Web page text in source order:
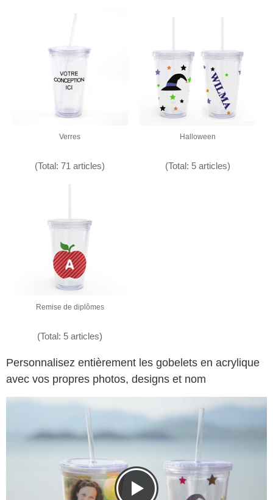
Verres
(Total: 71 articles)
Halloween
(Total: 5 articles)
Remise de diplômes
(Total: 5 articles)
Personnalisez entièrement les gobelets en acrylique
avec vos propres photos, designs et nom